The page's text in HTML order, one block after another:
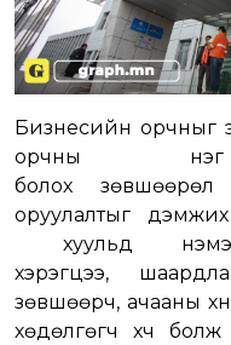
Бизнесийн орчныг
орчны
болох зөвшөөрөл
оруулалтыг
хуульд
хэрэгцээ,
зөвшөөрч, ачааны
хөдөлгөгч хүч